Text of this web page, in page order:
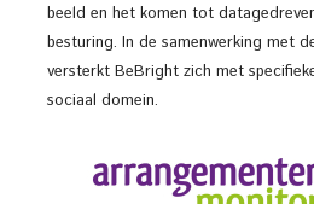
beeld en het komen tot
besturing. In de samenwerking met
versterkt BeBright zich met
sociaal domein.